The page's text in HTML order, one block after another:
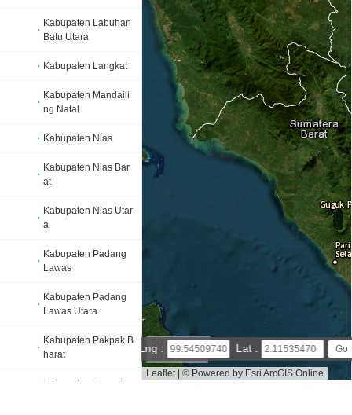
Kabupaten Labuhan
Batu Utara
Kabupaten Langkat
Kabupaten Mandaili
ng Natal
Kabupaten Nias
Kabupaten Nias Bar
at
Kabupaten Nias Utar
a
Kabupaten Padang
Lawas
Kabupaten Padang
Lawas Utara
Kabupaten Pakpak B
harat
Kabupaten Samosir
50 km
30 mi
Leaflet © Powered by Esri ArcGIS Online
Lng : Lat :